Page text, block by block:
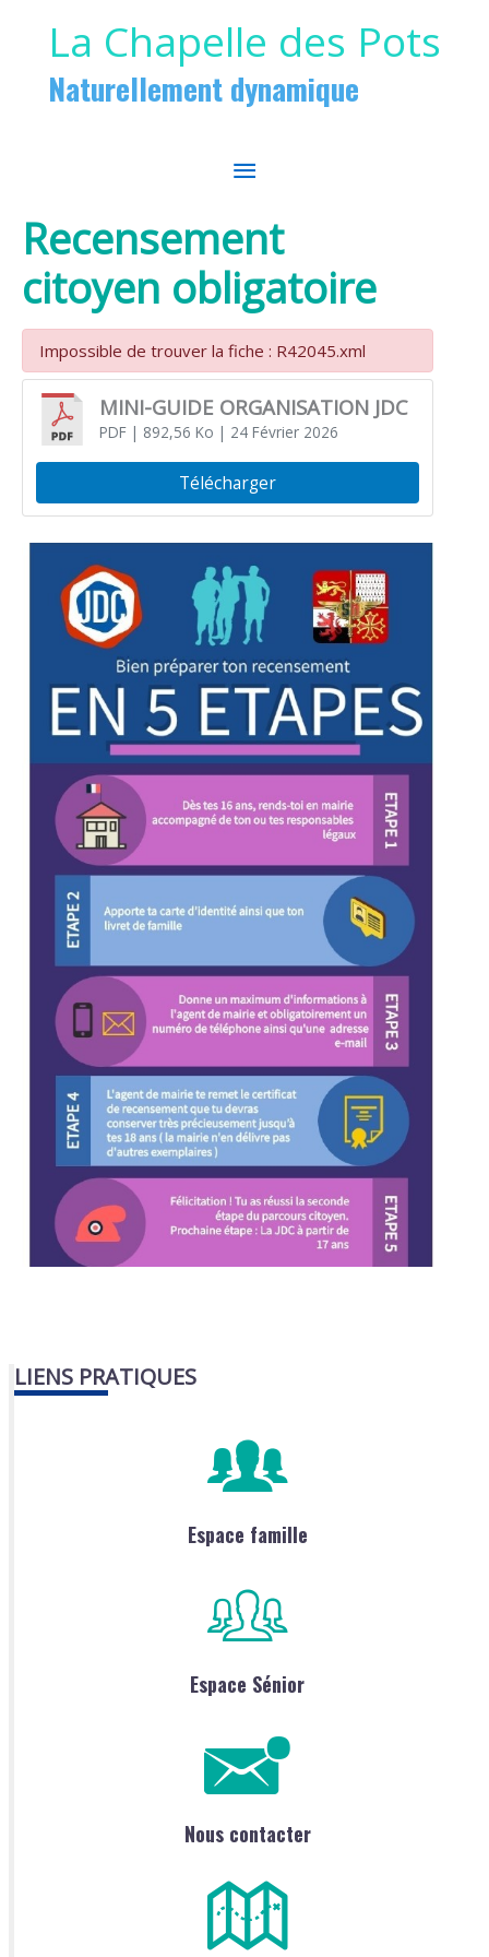
La Chapelle des Pots
Naturellement dynamique
MENU
PRINCIPAL
Recensement
citoyen obligatoire
Impossible de trouver la fiche : R42045.xml
MINI-GUIDE ORGANISATION JDC
PDF| 892,56 Ko | 24 Février 2026
Télécharger
LIENS PRATIQUES
Espace famille
Espace Sénior
Nous contacter